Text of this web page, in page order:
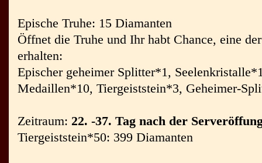
Epische Truhe: 15 Diamanten
Öffnet die Truhe und Ihr habt Chance, eine
erhalten:
Epischer geheimer Splitter*1,
Medaillen*10, Tiergeiststein*3, Geheimer-
Zeitraum: 22. -37. Tag nach der
Tiergeiststein*50: 399 Diamanten